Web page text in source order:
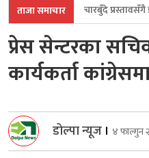
ताजा समाचारडाेल्पाकाे काइकेमा नेकपाकाे
प्रेस सेन्टरका
कार्यकर्ता
डोल्पा न्यूज । ४ फाल्गुन